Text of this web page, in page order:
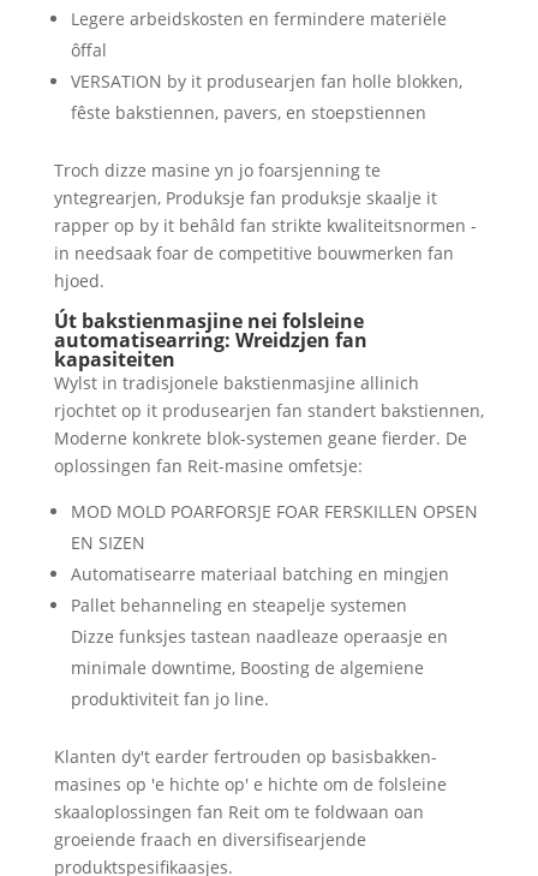
Legere arbeidskosten en fermindere materiële
ôffal
VERSATION by it produsearjen fan holle blokken,
fêste bakstiennen, pavers, en stoepstiennen
Troch dizze masine yn jo foarsjenning te
yntegrearjen, Produksje fan produksje skaalje it
rapper op by it behâld fan strikte kwaliteitsnormen -
in needsaak foar de competitive bouwmerken fan
hjoed.
Út bakstienmasjine nei folsleine
automatisearring: Wreidzjen fan
kapasiteiten
Wylst in tradisjonele bakstienmasjine allinich
rjochtet op it produsearjen fan standert bakstiennen,
Moderne konkrete blok-systemen geane fierder. De
oplossingen fan Reit-masine omfetsje:
MOD MOLD POARFORSJE FOAR FERSKILLEN OPSEN
EN SIZEN
Automatisearre materiaal batching en mingjen
Pallet behanneling en steapelje systemen
Dizze funksjes tastean naadleaze operaasje en
minimale downtime, Boosting de algemiene
produktiviteit fan jo line.
Klanten dy't earder fertrouden op basisbakken-
masines op 'e hichte op' e hichte om de folsleine
skaaloplossingen fan Reit om te foldwaan oan
groeiende fraach en diversifisearjende
produktspesifikaasjes.